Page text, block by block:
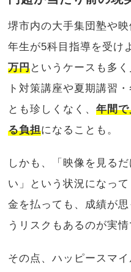
堺市内の大手集団塾や
年生が5科目指導を受け
万円というケースも多
ト対策講座や夏期講習
とも珍しくなく、年間
る負担になることも。
しかも、「映像を見る
い」という状況になっ
金を払っても、成績が
うリスクもあるのが実情
その点、ハッピースマ